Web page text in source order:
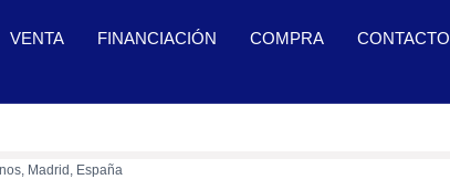
VENTA FINANCIACIÓN COMPRA CONTACTO
Madrid, España